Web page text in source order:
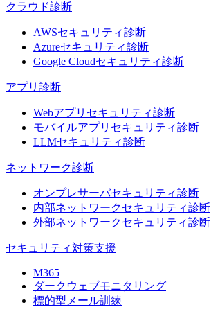
クラウド診断
AWSセキュリティ診断
Azureセキュリティ診断
Google Cloudセキュリティ診断
アプリ診断
Webアプリセキュリティ診断
モバイルアプリセキュリティ診断
LLMセキュリティ診断
ネットワーク診断
オンプレサーバセキュリティ診断
内部ネットワークセキュリティ診断
外部ネットワークセキュリティ診断
セキュリティ対策支援
M365
ダークウェブモニタリング
標的型メール訓練